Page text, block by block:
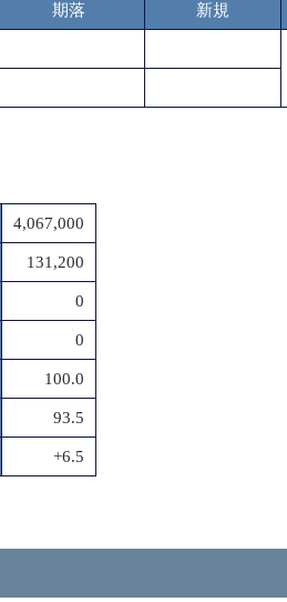
期落 新規
4,067,000
131,200
0
0
100.0
93.5
+6.5